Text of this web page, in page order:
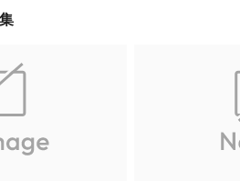
をご用意★
万円OFF
大120万円OFF
大80万円OFF
によって異なります
＞ 会場紹介やお見積もり相談など、